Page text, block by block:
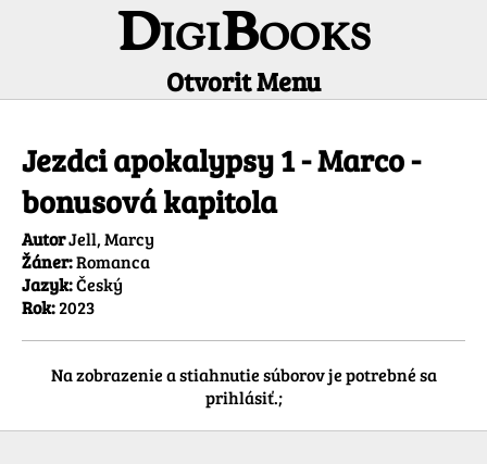
DigiBooks
Otvorit Menu
Jezdci apokalypsy 1 - Marco -
bonusová kapitola
AutorJell, Marcy
Žáner:Romanca
Jazyk:Český
Rok:2023
Na zobrazenie a stiahnutie súborov je potrebné sa
prihlásiť.;